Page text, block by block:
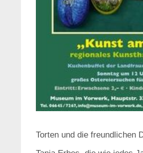
Torten und die freundlichen